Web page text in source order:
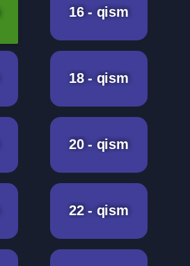
16 - qism
18 - qism
20 - qism
22 - qism